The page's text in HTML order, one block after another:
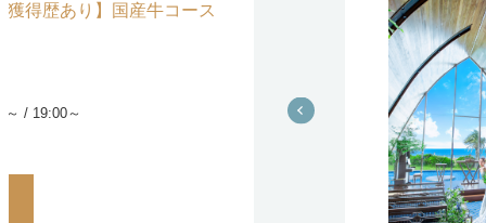
得歴あり】国産牛コース
/ 19:00～